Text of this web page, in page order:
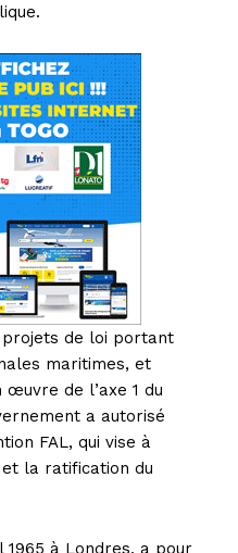
de loi portant
maritimes, et
de l’axe 1 du
a autorisé
FAL, qui vise à
la ratification du
à Londres, a pour